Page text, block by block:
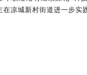
凉城新村街道进一步实